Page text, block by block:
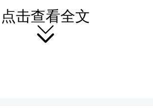
小队开展隐患排
停放、室内充电
点击查看全文
